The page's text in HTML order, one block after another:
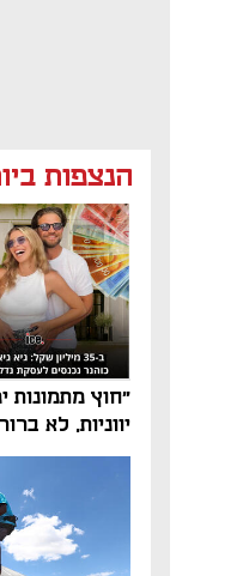
הנצפות
"חוץ מתמונות
יווניות, לא
פרויקט